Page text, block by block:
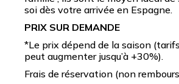
soi dès votre arrivée en Espagne.
PRIX SUR DEMANDE
*Le prix dépend de la saison
peut augmenter jusqu’à +30%).
Frais de réservation (non